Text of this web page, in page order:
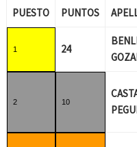
PUESTO PUNTOS
1 24
2 10